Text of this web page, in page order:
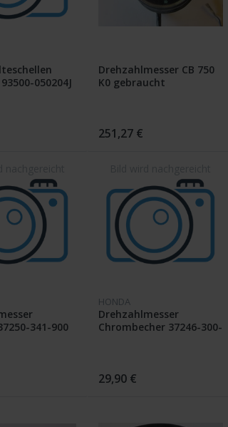
050204J
Drehzahlmesser CB 750
K0 gebraucht
251,27 €
341-900
HONDA
Drehzahlmesser
Chrombecher 37246-300-
29,90 €